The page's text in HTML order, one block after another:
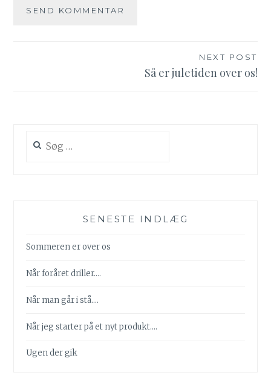
NEXT POST
Så er juletiden over os!
efter:
SENESTE INDLÆG
Sommeren er over os
Når foråret driller….
Når man går i stå….
Når jeg starter på et nyt produkt….
Ugen der gik